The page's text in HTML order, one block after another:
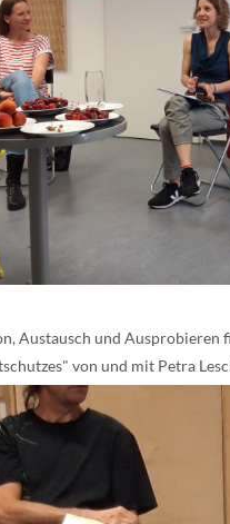
Austausch und
von und mit Petra